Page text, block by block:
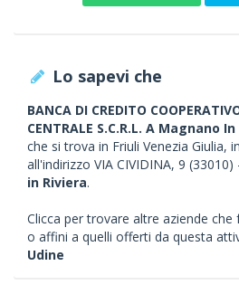
Lo sapevi che
BANCA DI CREDITO
CENTRALE S.C.R.L. A Magnano
che si trova in Friuli Venezia Giulia,
all'indirizzo VIA CIVIDINA, 9
in Riviera.
Clicca per trovare altre aziende
o affini a quelli offerti da questa
Udine